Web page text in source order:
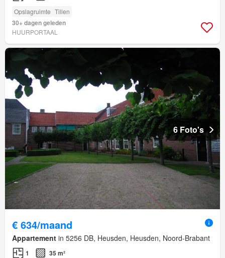
Opslagruimte Tillen
30+ dagen geleden
HUURPORTAAL
6 Foto's
€ 634/maand
Appartement in 5256 DB, Heusden, Heusden, Noord-Brabant
1
35 m²